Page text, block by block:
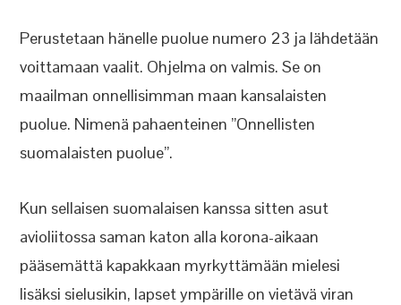
Perustetaan hänelle puolue numero 23 ja lähdetään
voittamaan vaalit. Ohjelma on valmis. Se on
maailman onnellisimman maan kansalaisten
puolue. Nimenä pahaenteinen ”Onnellisten
suomalaisten puolue”.
Kun sellaisen suomalaisen kanssa sitten asut
avioliitossa saman katon alla korona-aikaan
pääsemättä kapakkaan myrkyttämään mielesi
lisäksi sielusikin, lapset ympärille on vietävä viran